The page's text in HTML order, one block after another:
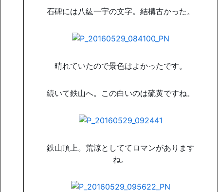
石碑には八紘一宇の文字。結構古かった。
晴れていたので景色はよかったです。
続いて鉄山へ。この白いのは硫黄ですね。
鉄山頂上。荒涼としててロマンがあります
ね。